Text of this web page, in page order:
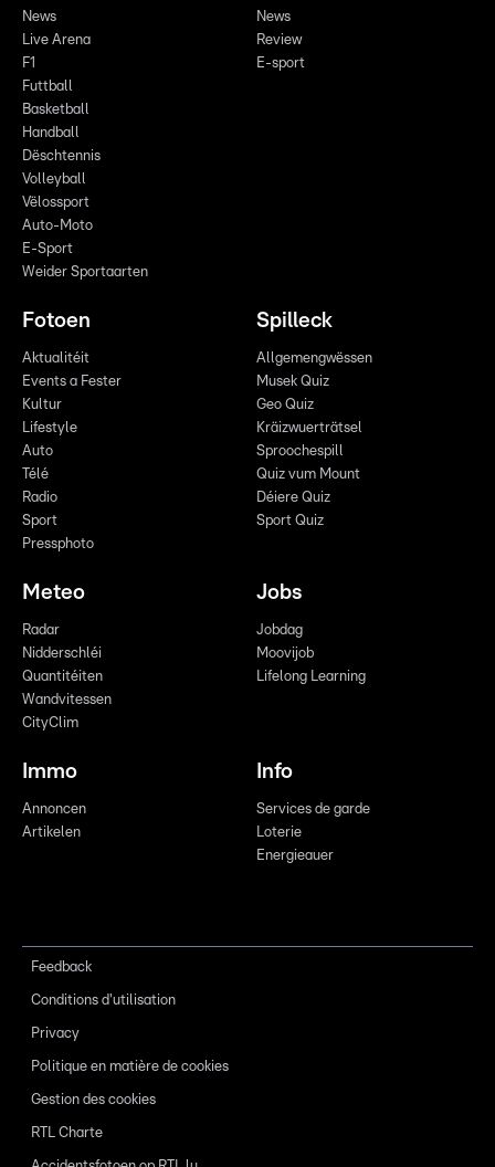
News
Live Arena
F1
Futtball
Basketball
Handball
Dëschtennis
Volleyball
Vëlossport
Auto-Moto
E-Sport
Weider Sportaarten
News
Review
E-sport
Fotoen
Aktualitéit
Events a Fester
Kultur
Lifestyle
Auto
Télé
Radio
Sport
Pressphoto
Spilleck
Allgemengwëssen
Musek Quiz
Geo Quiz
Kräizwuerträtsel
Sproochespill
Quiz vum Mount
Déiere Quiz
Sport Quiz
Meteo
Radar
Nidderschléi
Quantitéiten
Wandvitessen
CityClim
Jobs
Jobdag
Moovijob
Lifelong Learning
Immo
Annoncen
Artikelen
Info
Services de garde
Loterie
Energieauer
Feedback
Conditions d'utilisation
Privacy
Politique en matière de cookies
Gestion des cookies
RTL Charte